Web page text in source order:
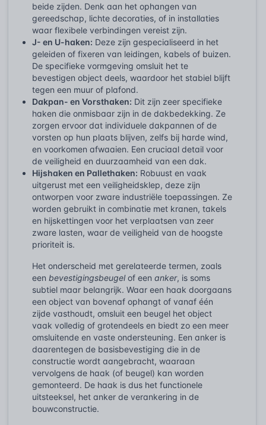
beide zijden. Denk aan het ophangen van
gereedschap, lichte decoraties, of in installaties
waar flexibele verbindingen vereist zijn.
J- en U-haken: Deze zijn gespecialiseerd in het
geleiden of fixeren van leidingen, kabels of buizen.
De specifieke vormgeving omsluit het te
bevestigen object deels, waardoor het stabiel blijft
tegen een muur of plafond.
Dakpan- en Vorsthaken: Dit zijn zeer specifieke
haken die onmisbaar zijn in de dakbedekking. Ze
zorgen ervoor dat individuele dakpannen of de
vorsten op hun plaats blijven, zelfs bij harde wind,
en voorkomen afwaaien. Een cruciaal detail voor
de veiligheid en duurzaamheid van een dak.
Hijshaken en Pallethaken: Robuust en vaak
uitgerust met een veiligheidsklep, deze zijn
ontworpen voor zware industriële toepassingen. Ze
worden gebruikt in combinatie met kranen, takels
en hijskettingen voor het verplaatsen van zeer
zware lasten, waar de veiligheid van de hoogste
prioriteit is.
Het onderscheid met gerelateerde termen, zoals
een bevestigingsbeugelof een anker, is soms
subtiel maar belangrijk. Waar een haak doorgaans
een object van bovenaf ophangt of vanaf één
zijde vasthoudt, omsluit een beugel het object
vaak volledig of grotendeels en biedt zo een meer
omsluitende en vaste ondersteuning. Een anker is
daarentegen de basisbevestiging die in de
constructie wordt aangebracht, waaraan
vervolgens de haak (of beugel) kan worden
gemonteerd. De haak is dus het functionele
uitsteeksel, het anker de verankering in de
bouwconstructie.